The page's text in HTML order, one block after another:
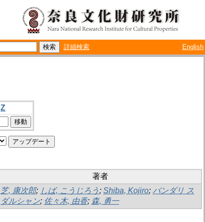
詳細検索 English
Z
著者
芝, 康次郎; しば, こうじろう ; Shiba, Kojiro; バンダリ ス
ダルシャン; 佐々木, 由香; 森, 勇一